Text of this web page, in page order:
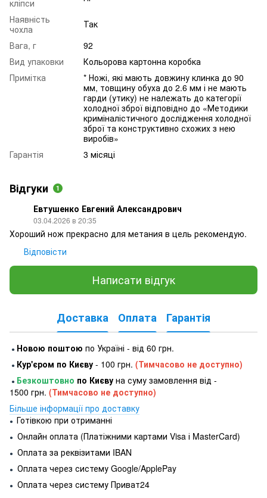
кліпси
Наявність
чохла
Так
Вага, г
92
Вид упаковки
Кольорова картонна коробка
Примітка
* Ножі, які мають довжину клинка до 90
мм, товщину обуха до 2.6 мм і не мають
гарди (утику) не належать до категорії
холодної зброї відповідно до «Методики
криміналістичного дослідження холодної
зброї та конструктивно схожих з нею
виробів»
Гарантія
3 місяці
Відгуки 1
Евтушенко Евгений Александрович
03.04.2026 в 20:35
Хороший нож прекрасно для метания в цель рекомендую.
Відповісти
Написати відгук
Доставка Оплата Гарантія
● Новою поштою по Україні - від 60 грн.
● Кур'єром по Києву - 100 грн. (Тимчасово не доступно)
● Безкоштовно по Києву на суму замовлення від -
1500 грн. (Тимчасово не доступно)
Більше інформації про доставку
● Готівкою при отриманні
● Онлайн оплата (Платіжними картами Visa і MasterCard)
● Оплата за реквізитами IBAN
● Оплата через систему Google/ApplePay
● Оплата через систему Приват24